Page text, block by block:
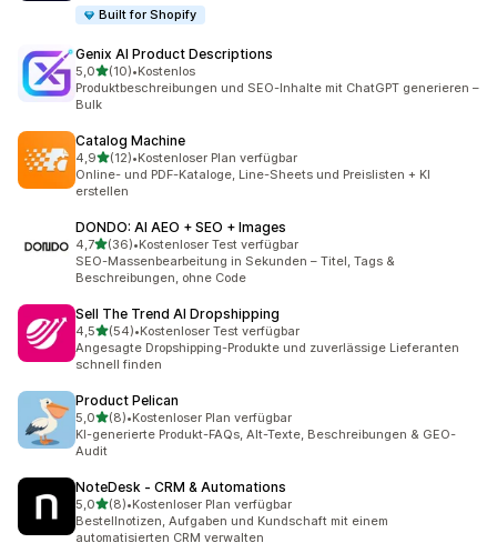
Built for Shopify
Genix AI Product Descriptions
5,0von 5 Sternen
(10)
10 Rezensionen insgesamt
•Kostenlos
Produktbeschreibungen und SEO-Inhalte mit ChatGPT generieren –
Bulk
Catalog Machine
4,9von 5 Sternen
(12)
12 Rezensionen insgesamt
•Kostenloser Plan verfügbar
Online- und PDF-Kataloge, Line-Sheets und Preislisten + KI
erstellen
DONDO: AI AEO + SEO + Images
4,7von 5 Sternen
(36)
36 Rezensionen insgesamt
•Kostenloser Test verfügbar
SEO-Massenbearbeitung in Sekunden – Titel, Tags &
Beschreibungen, ohne Code
Sell The Trend AI Dropshipping
4,5von 5 Sternen
(54)
54 Rezensionen insgesamt
•Kostenloser Test verfügbar
Angesagte Dropshipping-Produkte und zuverlässige Lieferanten
schnell finden
Product Pelican
5,0von 5 Sternen
(8)
8 Rezensionen insgesamt
•Kostenloser Plan verfügbar
KI-generierte Produkt-FAQs, Alt-Texte, Beschreibungen & GEO-
Audit
NoteDesk ‑ CRM & Automations
5,0von 5 Sternen
(8)
8 Rezensionen insgesamt
•Kostenloser Plan verfügbar
Bestellnotizen, Aufgaben und Kundschaft mit einem
automatisierten CRM verwalten